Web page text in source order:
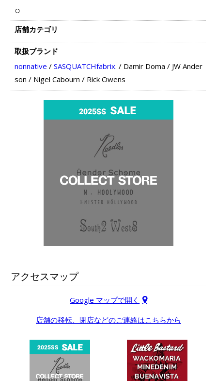
○
店舗カテゴリ
取扱ブランド
nonnative / SASQUATCHfabrix. / Damir Doma / JW Ander
son / Nigel Cabourn / Rick Owens
アクセスマップ
Google マップで開く
店舗の移転、閉店などのご連絡はこちらから